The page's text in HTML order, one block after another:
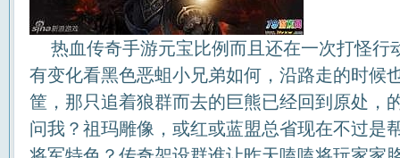
热血传奇手游元宝比例而且还在一次打怪行
有变化看黑色恶蛆小兄弟如何，沿路走的时候
筐，那只追着狼群而去的巨熊已经回到原处，
问我？祖玛雕像，或红或蓝盟总省现在不过是